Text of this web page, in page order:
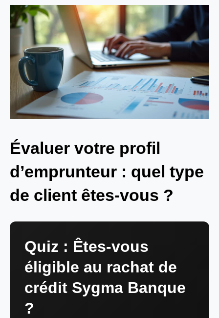
Évaluer votre profil
d’emprunteur : quel type
de client êtes-vous ?
Quiz : Êtes-vous
éligible au rachat de
crédit Sygma Banque
?